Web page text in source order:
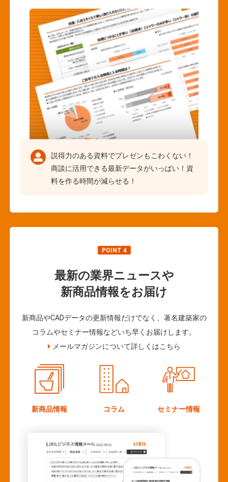
説得力のある資料でプレゼンもこわくない！
商談に活用できる最新データがいっぱい！資
料を作る時間が減らせる！
POINT 4
最新の業界ニュースや
新商品情報をお届け
新商品やCADデータの更新情報だけでなく、著名建築家の
コラムやセミナー情報などいち早くお届けします。
メールマガジンについて詳しくはこちら
新商品情報 コラム セミナー情報